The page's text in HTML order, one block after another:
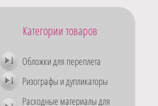
Категории товаров
Обложки для переплета
Ризографы и дупликаторы
Расходные материалы для